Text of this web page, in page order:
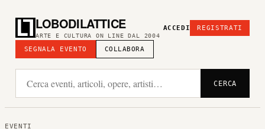
LOBODILATTICE
ARTE E CULTURA ON LINE DAL 2004
SEGNALA EVENTO COLLABORA
ACCEDI REGISTRATI
CERCA
EVENTI